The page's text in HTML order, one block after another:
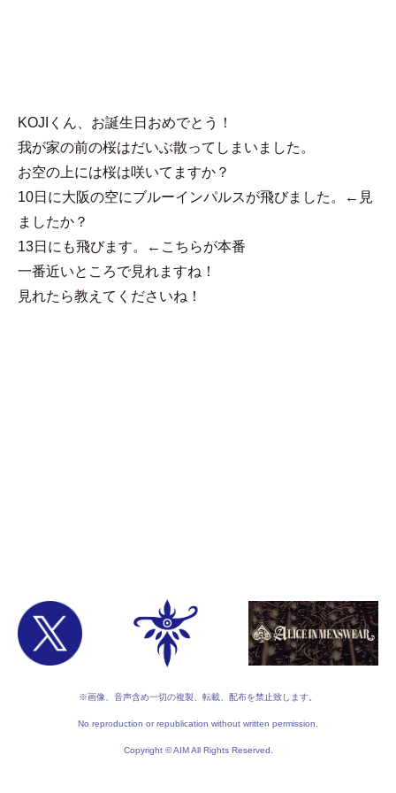
KOJIくん、お誕生日おめでとう！
我が家の前の桜はだいぶ散ってしまいました。
お空の上には桜は咲いてますか？
10日に大阪の空にブルーインパルスが飛びました。←見
ましたか？
13日にも飛びます。←こちらが本番
一番近いところで見れますね！
見れたら教えてくださいね！
※画像、音声含め一切の複製、転載、配布を禁止致します。
No reproduction or republication without written permission.
Copyright © AIM All Rights Reserved.